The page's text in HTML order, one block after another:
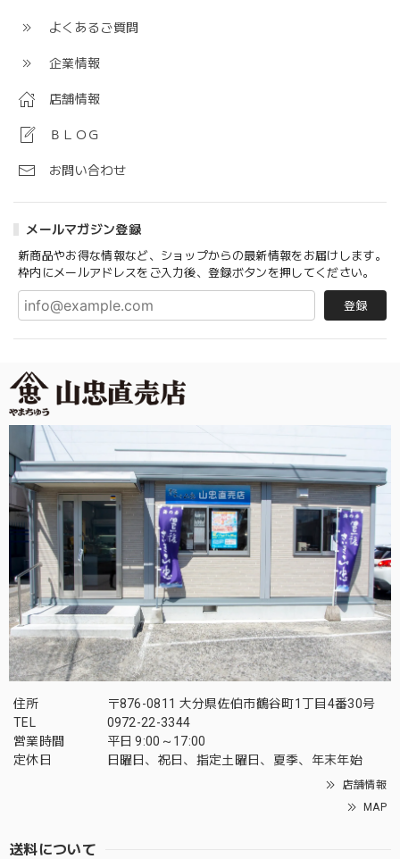
よくあるご質問
企業情報
店舗情報
ＢＬＯＧ
お問い合わせ
メールマガジン登録
新商品やお得な情報など、ショップからの最新情報をお届けします。
枠内にメールアドレスをご入力後、登録ボタンを押してください。
登録
住所
〒876-0811 大分県佐伯市鶴谷町1丁目4番30号
TEL
0972-22-3344
営業時間
平日 9:00～17:00
定休日
日曜日、祝日、指定土曜日、夏季、年末年始
店舗情報
MAP
送料について